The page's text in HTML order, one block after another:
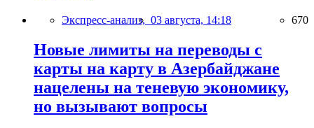
Экспресс-анализ, 03 августа, 14:18 670
Новые лимиты на переводы с
карты на карту в Азербайджане
нацелены на теневую экономику,
но вызывают вопросы